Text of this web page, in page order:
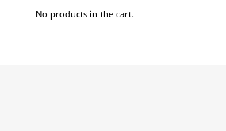
No products in the cart.